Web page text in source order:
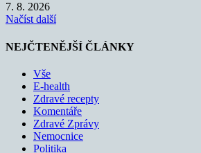
7. 8. 2026
Načíst další
NEJČTENĚJŠÍ ČLÁNKY
Vše
E-health
Zdravé recepty
Komentáře
Zdravé Zprávy
Nemocnice
Politika